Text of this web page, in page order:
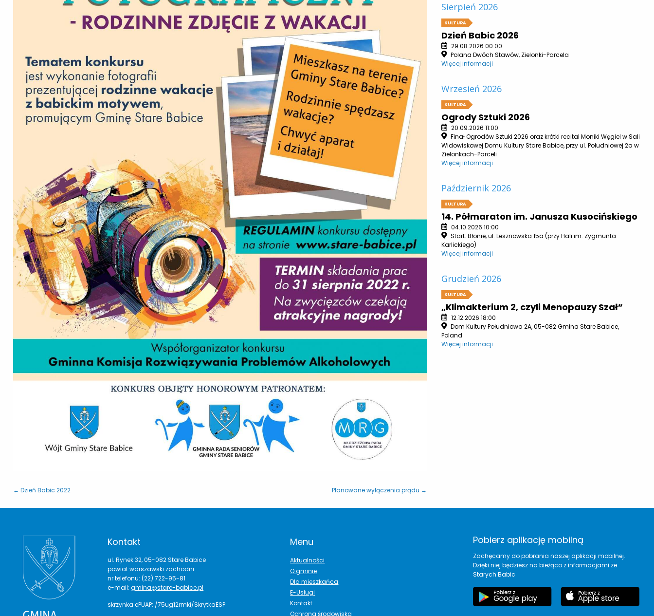
← Dzień Babic 2022 Planowane wyłączenia prądu →
Sierpień 2026
KULTURA
Dzień Babic 2026
29.08.2026 00:00
Polana Dwóch Stawów, Zielonki-Parcela
Więcej informacji
Wrzesień 2026
KULTURA
Ogrody Sztuki 2026
20.09.2026 11:00
Finał Ogrodów Sztuki 2026 oraz krótki recital Moniki Węgiel w Sali
Widowiskowej Domu Kultury Stare Babice, przy ul. Południowej 2a w
Zielonkach-Parceli
Więcej informacji
Październik 2026
KULTURA
14. Półmaraton im. Janusza Kusocińskiego
04.10.2026 10:00
Start: Błonie, ul. Lesznowska 15a (przy Hali im. Zygmunta
Karlickiego)
Więcej informacji
Grudzień 2026
KULTURA
„Klimakterium 2, czyli Menopauzy Szał”
12.12.2026 18:00
Dom Kultury Południowa 2A, 05-082 Gmina Stare Babice,
Poland
Więcej informacji
Kontakt
ul. Rynek 32, 05-082 Stare Babice
powiat warszawski zachodni
nr telefonu: (22) 722-95-81
e-mail:gmina@stare-babice.pl
skrzynka ePUAP: /75ug12rmki/SkrytkaESP
Menu
Aktualności
O gminie
Dla mieszkańca
E-Usługi
Kontakt
Ochrona środowiska
Pobierz aplikację mobilną
Zachęcamy do pobrania naszej aplikacji mobilnej.
Dzięki niej będziesz na bieżąco z informacjami ze
Starych Babic